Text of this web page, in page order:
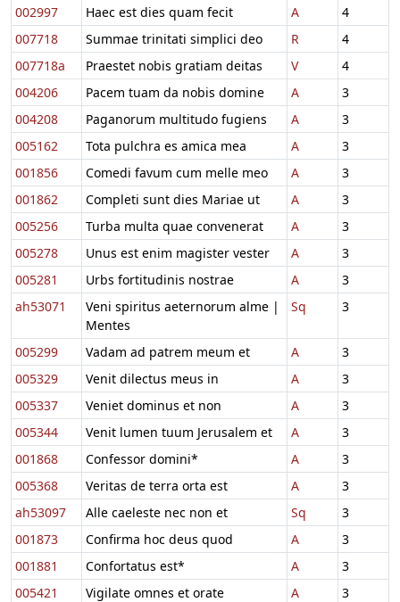
002997
Haec est dies quam fecit A
4
007718
Summae trinitati simplici deo R
4
007718a
Praestet nobis gratiam deitas V
4
004206
Pacem tuam da nobis domine A
3
004208
Paganorum multitudo fugiens A
3
005162
Tota pulchra es amica mea A
3
001856
Comedi favum cum melle meo A
3
001862
Completi sunt dies Mariae ut A
3
005256
Turba multa quae convenerat A
3
005278
Unus est enim magister vester A
3
005281
Urbs fortitudinis nostrae A
3
ah53071
Veni spiritus aeternorum alme |
Mentes
Sq 3
005299 Vadam ad patrem meum et A
3
005329
Venit dilectus meus in A
3
005337
Veniet dominus et non A
3
005344
Venit lumen tuum Jerusalem et A
3
001868
Confessor domini* A
3
005368
Veritas de terra orta est A
3
ah53097
Alle caeleste nec non et Sq
3
001873
Confirma hoc deus quod A
3
001881
Confortatus est* A
3
005421
Vigilate omnes et orate A
3